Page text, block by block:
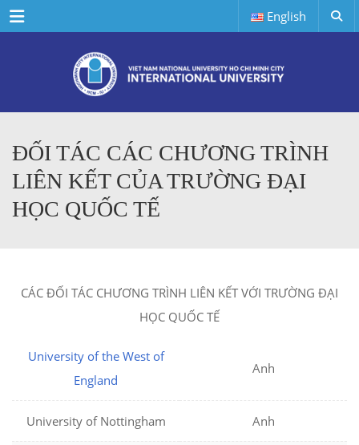
Menu English
ĐỐI TÁC CÁC CHƯƠNG TRÌNH
LIÊN KẾT CỦA TRƯỜNG ĐẠI
HỌC QUỐC TẾ
CÁC ĐỐI TÁC CHƯƠNG TRÌNH LIÊN KẾT VỚI TRƯỜNG ĐẠI
HỌC QUỐC TẾ
University of the West of
England
Anh
University of Nottingham Anh